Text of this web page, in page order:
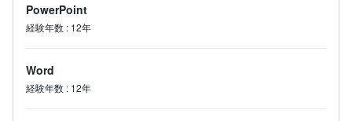
PowerPoint
経験年数 : 12年
Word
経験年数 : 12年